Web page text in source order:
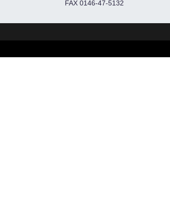
FAX 0146-47-5132